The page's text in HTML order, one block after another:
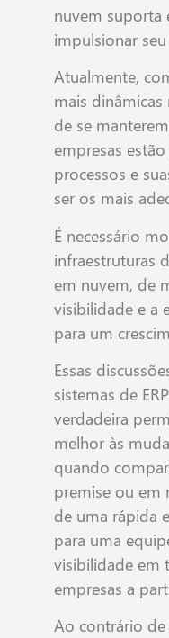
nuvem suporta
impulsionar
Atualmente,
mais
de se
empresas
processos e
ser os mais
É necessário
infraestruturas
em nuvem, de
visibilidade e a
para um
Essas
sistemas de
verdadeira
melhor às
quando
premise ou em
de uma rápida
para uma
visibilidade em
empresas a
Ao contrário